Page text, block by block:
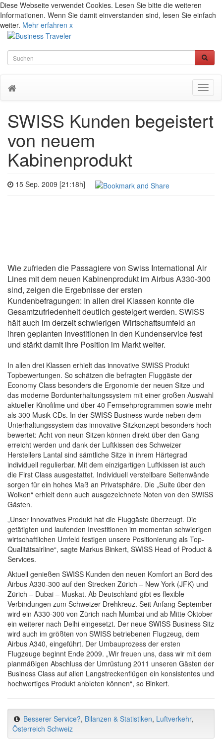
Diese Webseite verwendet Cookies. Lesen Sie bitte die weiteren
Informationen. Wenn Sie damit einverstanden sind, lesen Sie einfach
weiter. Mehr erfahren x
SWISS Kunden begeistert
von neuem
Kabinenprodukt
15 Sep. 2009 [21:18h]
Wie zufrieden die Passagiere von Swiss International Air
Lines mit dem neuen Kabinenprodukt im Airbus A330-300
sind, zeigen die Ergebnisse der ersten
Kundenbefragungen: In allen drei Klassen konnte die
Gesamtzufriedenheit deutlich gesteigert werden. SWISS
hält auch im derzeit schwierigen Wirtschaftsumfeld an
ihren geplanten Investitionen in den Kundenservice fest
und stärkt damit ihre Position im Markt weiter.
In allen drei Klassen erhielt das innovative SWISS Produkt
Topbewertungen. So schätzen die befragten Fluggäste der
Economy Class besonders die Ergonomie der neuen Sitze und
das moderne Bordunterhaltungssystem mit einer großen Auswahl
aktueller Kinofilme und über 40 Fernsehprogrammen sowie mehr
als 300 Musik CDs. In der SWISS Business wurde neben dem
Unterhaltungssystem das innovative Sitzkonzept besonders hoch
bewertet: Acht von neun Sitzen können direkt über den Gang
erreicht werden und dank der Luftkissen des Schweizer
Herstellers Lantal sind sämtliche Sitze in ihrem Härtegrad
individuell regulierbar. Mit dem einzigartigen Luftkissen ist auch
die First Class ausgestattet. Individuell verstellbare Seitenwände
sorgen für ein hohes Maß an Privatsphäre. Die „Suite über den
Wolken“ erhielt denn auch ausgezeichnete Noten von den SWISS
Gästen.
„Unser innovatives Produkt hat die Fluggäste überzeugt. Die
getätigten und laufenden Investitionen im momentan schwierigen
wirtschaftlichen Umfeld festigen unsere Positionierung als Top-
Qualitätsairline“, sagte Markus Binkert, SWISS Head of Product &
Services.
Aktuell genießen SWISS Kunden den neuen Komfort an Bord des
Airbus A330-300 auf den Strecken Zürich – New York (JFK) und
Zürich – Dubai – Muskat. Ab Deutschland gibt es flexible
Verbindungen zum Schweizer Drehkreuz. Seit Anfang September
wird ein A330-300 von Zürich nach Mumbai und ab Mitte Oktober
ein weiterer nach Delhi eingesetzt. Der neue SWISS Business Sitz
wird auch im größten von SWISS betriebenen Flugzeug, dem
Airbus A340, eingeführt. Der Umbauprozess der ersten
Flugzeuge beginnt Ende 2009. „Wir freuen uns, dass wir mit dem
planmäßigen Abschluss der Umrüstung 2011 unseren Gästen der
Business Class auf allen Langstreckenflügen ein konsistentes und
hochwertiges Produkt anbieten können“, so Binkert.
Besserer Service?, Bilanzen & Statistiken, Luftverkehr,
Österreich Schweiz